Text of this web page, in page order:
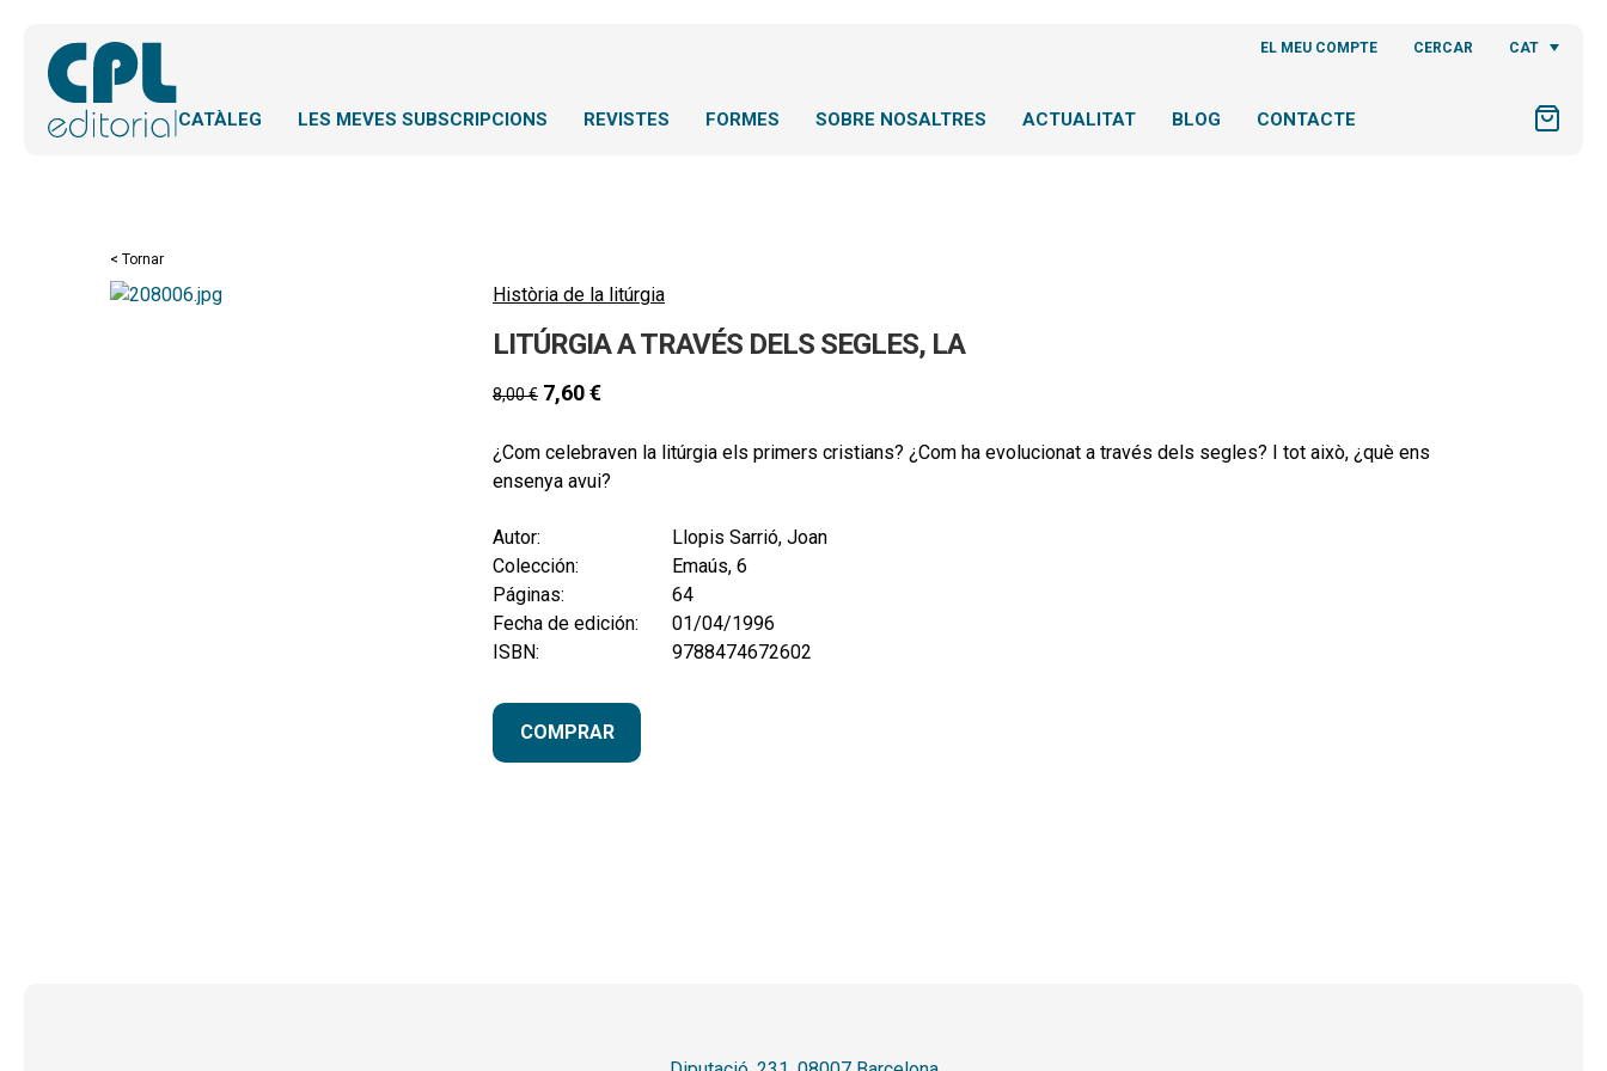
EL MEU COMPTE CERCAR CAT
CATÀLEG LES MEVES SUBSCRIPCIONS REVISTES FORMES SOBRE NOSALTRES ACTUALITAT BLOG CONTACTE
< Tornar
Història de la litúrgia
LITÚRGIA A TRAVÉS DELS SEGLES, LA
8,00€ 7,60€
¿Com celebraven la litúrgia els primers cristians? ¿Com ha evolucionat a través dels segles? I tot això, ¿què ens
ensenya avui?
Autor:
Llopis Sarrió, Joan
Colección:
Emaús, 6
Páginas:
64
Fecha de edición:
01/04/1996
ISBN:
9788474672602
COMPRAR